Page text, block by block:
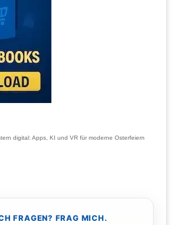
digital: Apps, KI und VR für moderne Osterfeiern
FRAGEN? FRAG MICH.